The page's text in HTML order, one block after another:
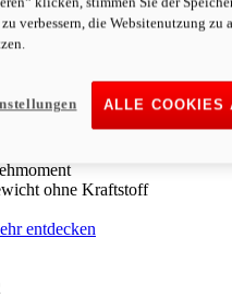
ohne Kraftstoff
ohne Kraftstoff
entdecken
verbessern, die Websitenutzung zu
ALLE COOKIES